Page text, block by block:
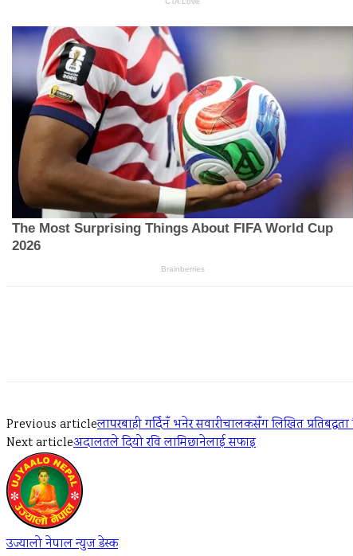
Previous articleलापरबाही गर्दिनँ भनेर सवारीचालकसँग लिखित प्रतिबद्धता
Next articleअदालतले दियो रवि लामिछानेलाई सफाइ
उज्यालो नेपाल न्युज डेस्क